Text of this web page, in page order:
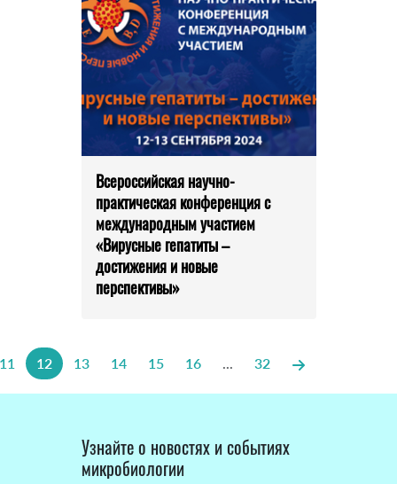
Всероссийская научно-
практическая конференция с
международным участием
«Вирусные гепатиты –
достижения и новые
перспективы»
12 13 14 15 16 ... 32
Узнайте о новостях и событиях
микробиологии